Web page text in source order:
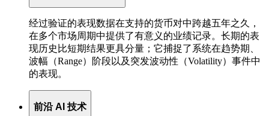
经过验证的表现数据在支持的货币对中跨越五年之久，
在多个市场周期中提供了有意义的业绩记录。长期的表
现历史比短期结果更具分量；它捕捉了系统在趋势期、
波幅（Range）阶段以及突发波动性（Volatility）事件中
的表现。
前沿 AI 技术